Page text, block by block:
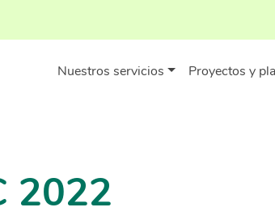
Nuestros servicios Proyectos y
2022